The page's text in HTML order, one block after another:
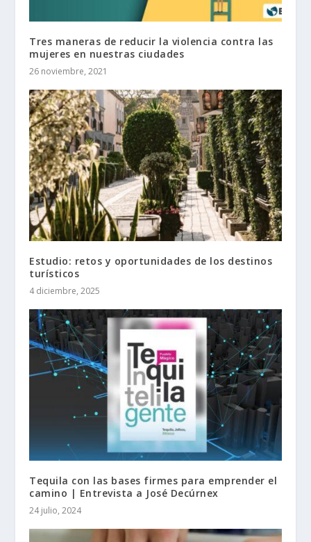
Tres maneras de reducir la violencia contra las
mujeres en nuestras ciudades
26 noviembre, 2021
Estudio: retos y oportunidades de los destinos
turísticos
4 diciembre, 2025
Tequila con las bases firmes para emprender el
camino | Entrevista a José Decúrnex
24 julio, 2024